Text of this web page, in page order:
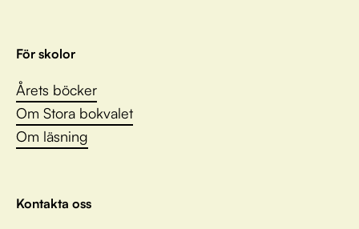
För skolor
Årets böcker
Om Stora bokvalet
Om läsning
Kontakta oss